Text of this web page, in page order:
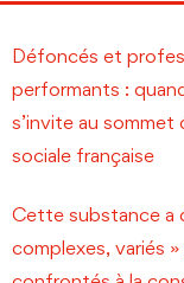
Défoncés et
performants :
s’invite au sommet
sociale française
Cette substance a
complexes, variés